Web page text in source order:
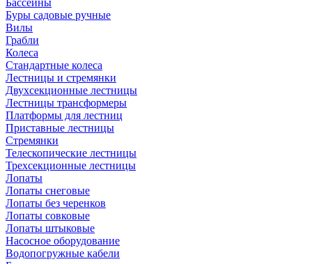
Бассейны
Буры садовые ручные
Вилы
Грабли
Колеса
Стандартные колеса
Лестницы и стремянки
Двухсекционные лестницы
Лестницы трансформеры
Платформы для лестниц
Приставные лестницы
Стремянки
Телескопические лестницы
Трехсекционные лестницы
Лопаты
Лопаты снеговые
Лопаты без черенков
Лопаты совковые
Лопаты штыковые
Насосное оборудование
Водопогружные кабели